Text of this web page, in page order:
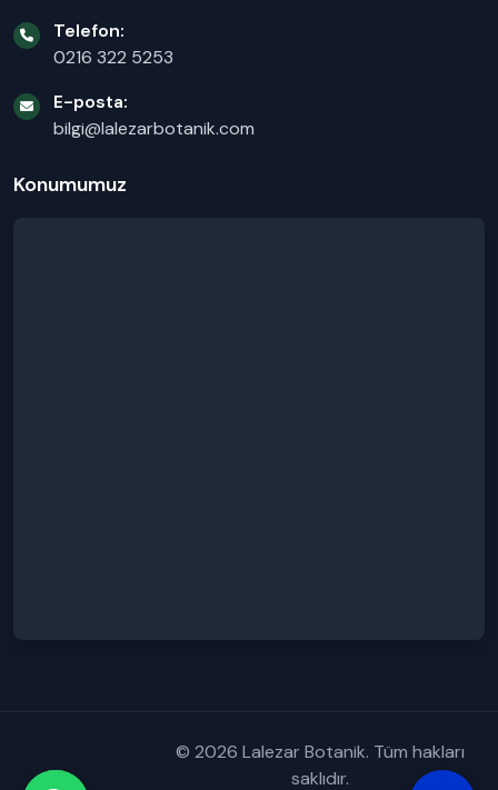
Telefon:
0216 322 5253
E-posta:
bilgi@lalezarbotanik.com
Konumumuz
© 2026 Lalezar Botanik. Tüm hakları
saklıdır.